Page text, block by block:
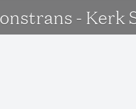
- Kerk